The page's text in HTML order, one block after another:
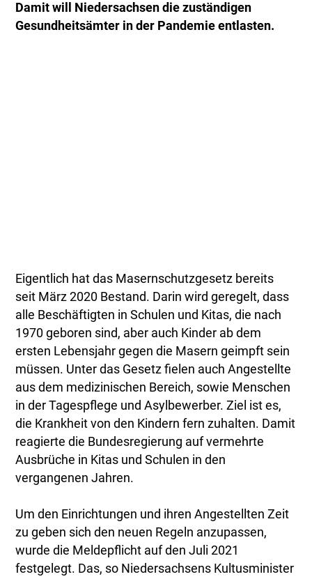
Damit will Niedersachsen die zuständigen
Gesundheitsämter in der Pandemie entlasten.
Eigentlich hat das Masernschutzgesetz bereits
seit März 2020 Bestand. Darin wird geregelt, dass
alle Beschäftigten in Schulen und Kitas, die nach
1970 geboren sind, aber auch Kinder ab dem
ersten Lebensjahr gegen die Masern geimpft sein
müssen. Unter das Gesetz fielen auch Angestellte
aus dem medizinischen Bereich, sowie Menschen
in der Tagespflege und Asylbewerber. Ziel ist es,
die Krankheit von den Kindern fern zuhalten. Damit
reagierte die Bundesregierung auf vermehrte
Ausbrüche in Kitas und Schulen in den
vergangenen Jahren.
Um den Einrichtungen und ihren Angestellten Zeit
zu geben sich den neuen Regeln anzupassen,
wurde die Meldepflicht auf den Juli 2021
festgelegt. Das, so Niedersachsens Kultusminister